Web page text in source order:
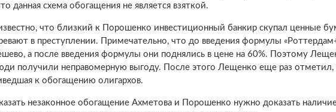
данная схема обогащения не является взяткой.
что близкий к Порошенко инвестиционный банкир скупал ценные
в преступлении. Примечательно, что до введения формулы
а после введения формулы они поднялись в цене на 60%. Поэтому
получили неправомерную выгоду. После этого Лещенко еще раз отметил,
к обогащению олигархов.
незаконное обогащение Ахметова и Порошенко нужно доказать